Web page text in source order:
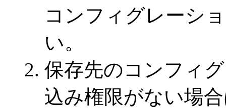
コンフィグレーシ
い。
保存先のコンフィ
込み権限がない場